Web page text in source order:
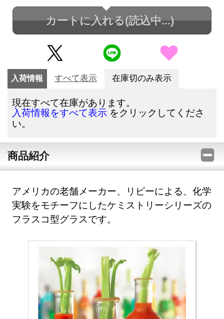
カートに入れる(読込中...)
入荷情報 すべて表示 在庫切のみ表示
現在すべて在庫があります。
入荷情報をすべて表示 をクリックしてくださ
い。
商品紹介
アメリカの老舗メーカー、リビーによる、化学
実験をモチーフにしたケミストリーシリーズの
フラスコ型グラスです。